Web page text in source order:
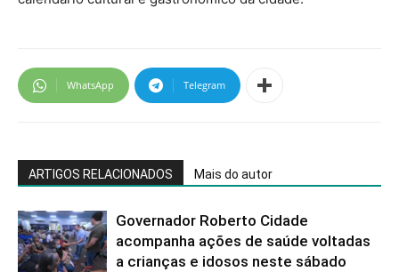
WhatsApp Telegram
ARTIGOS RELACIONADOS Mais do autor
Governador Roberto Cidade
acompanha ações de saúde voltadas
a crianças e idosos neste sábado